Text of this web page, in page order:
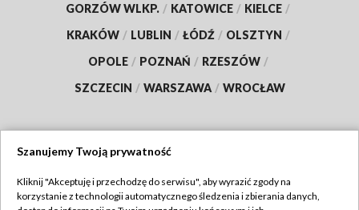
GORZÓW WLKP. / KATOWICE / KIELCE /
KRAKÓW / LUBLIN / ŁÓDŹ / OLSZTYN /
OPOLE / POZNAŃ / RZESZÓW /
SZCZECIN / WARSZAWA / WROCŁAW
TVP
Szanujemy Twoją prywatność
Kliknij "Akceptuję i przechodzę do serwisu", aby wyrazić zgody na
korzystanie z technologii automatycznego śledzenia i zbierania danych,